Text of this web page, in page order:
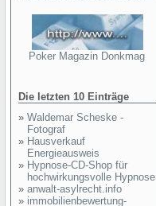
Poker Magazin Donkmag
Die letzten 10 Einträge
» Waldemar Scheske -
Fotograf
» Hausverkauf
Energieausweis
» Hypnose-CD-Shop für
hochwirkungsvolle Hypnose
» anwalt-asylrecht.info
» immobilienbewertung-